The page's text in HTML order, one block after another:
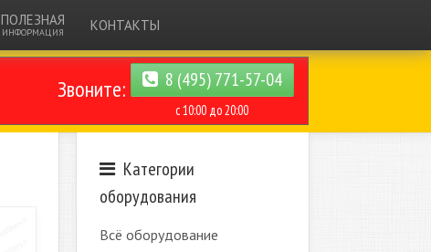
ПОЛЕЗНАЯ
ИНФОРМАЦИЯ КОНТАКТЫ
Звоните: 8 (495) 771-57-04
с 10:00 до 20:00
Категории
оборудования
Всё оборудование